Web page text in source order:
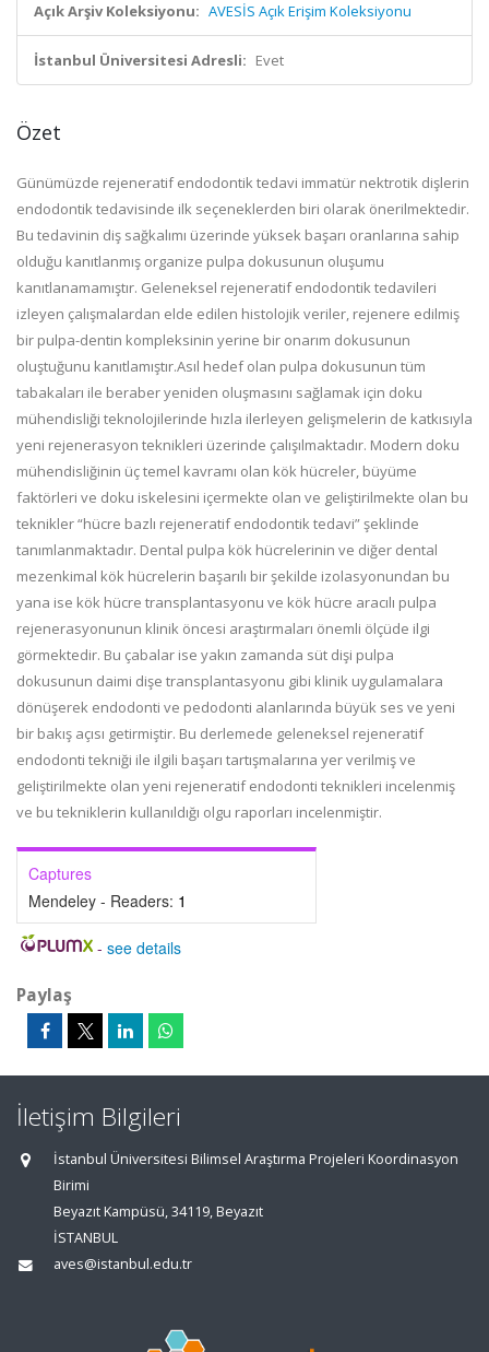
Açık Arşiv Koleksiyonu: AVESİS Açık Erişim Koleksiyonu
İstanbul Üniversitesi Adresli: Evet
Özet
Günümüzde rejeneratif endodontik tedavi immatür nektrotik dişlerin
endodontik tedavisinde ilk seçeneklerden biri olarak önerilmektedir.
Bu tedavinin diş sağkalımı üzerinde yüksek başarı oranlarına sahip
olduğu kanıtlanmış organize pulpa dokusunun oluşumu
kanıtlanamamıştır. Geleneksel rejeneratif endodontik tedavileri
izleyen çalışmalardan elde edilen histolojik veriler, rejenere edilmiş
bir pulpa-dentin kompleksinin yerine bir onarım dokusunun
oluştuğunu kanıtlamıştır.Asıl hedef olan pulpa dokusunun tüm
tabakaları ile beraber yeniden oluşmasını sağlamak için doku
mühendisliği teknolojilerinde hızla ilerleyen gelişmelerin de katkısıyla
yeni rejenerasyon teknikleri üzerinde çalışılmaktadır. Modern doku
mühendisliğinin üç temel kavramı olan kök hücreler, büyüme
faktörleri ve doku iskelesini içermekte olan ve geliştirilmekte olan bu
teknikler “hücre bazlı rejeneratif endodontik tedavi” şeklinde
tanımlanmaktadır. Dental pulpa kök hücrelerinin ve diğer dental
mezenkimal kök hücrelerin başarılı bir şekilde izolasyonundan bu
yana ise kök hücre transplantasyonu ve kök hücre aracılı pulpa
rejenerasyonunun klinik öncesi araştırmaları önemli ölçüde ilgi
görmektedir. Bu çabalar ise yakın zamanda süt dişi pulpa
dokusunun daimi dişe transplantasyonu gibi klinik uygulamalara
dönüşerek endodonti ve pedodonti alanlarında büyük ses ve yeni
bir bakış açısı getirmiştir. Bu derlemede geleneksel rejeneratif
endodonti tekniği ile ilgili başarı tartışmalarına yer verilmiş ve
geliştirilmekte olan yeni rejeneratif endodonti teknikleri incelenmiş
ve bu tekniklerin kullanıldığı olgu raporları incelenmiştir.
Captures
Mendeley - Readers: 1
- see details
Paylaş
İletişim Bilgileri
İstanbul Üniversitesi Bilimsel Araştırma Projeleri Koordinasyon
Birimi
Beyazıt Kampüsü, 34119, Beyazıt
İSTANBUL
aves@istanbul.edu.tr